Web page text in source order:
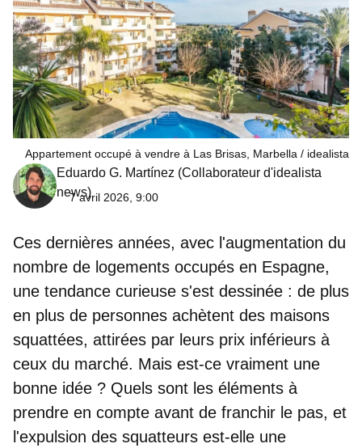
Appartement occupé à vendre à Las Brisas, Marbella idealista
Eduardo G. Martínez (Collaborateur d'idealista
news)
7 avril 2026, 9:00
Ces dernières années, avec l'augmentation du
nombre de logements occupés en Espagne,
une tendance curieuse s'est dessinée : de plus
en plus de personnes achètent des maisons
squattées, attirées par leurs prix inférieurs à
ceux du marché. Mais est-ce vraiment une
bonne idée ? Quels sont les éléments à
prendre en compte avant de franchir le pas, et
l'expulsion des squatteurs est-elle une